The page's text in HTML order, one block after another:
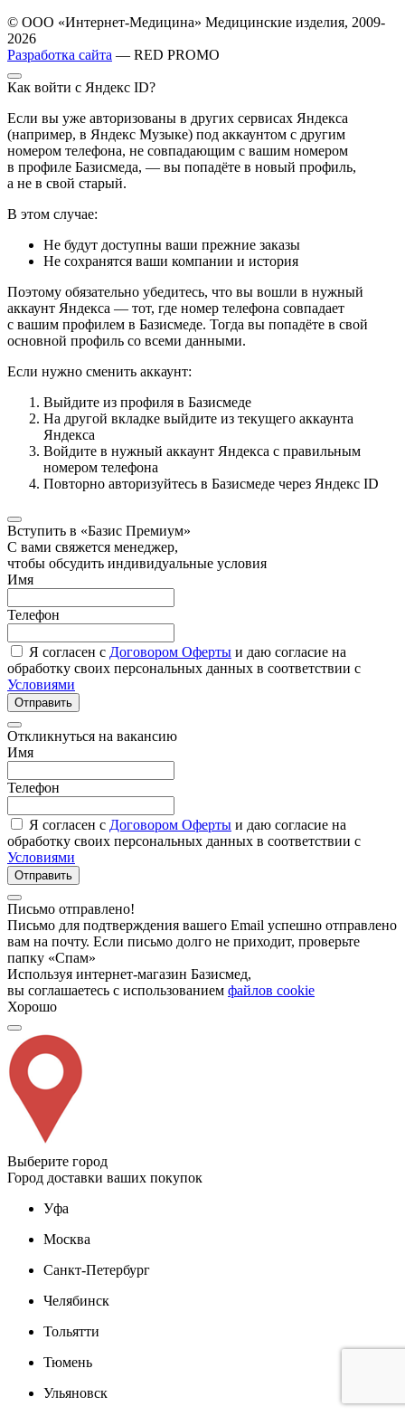
© ООО «Интернет-Медицина» Медицинские изделия, 2009-
2026
Разработка сайта — RED PROMO
Как войти с Яндекс ID?
Если вы уже авторизованы в других сервисах Яндекса
(например, в Яндекс Музыке) под аккаунтом с другим
номером телефона, не совпадающим с вашим номером
в профиле Базисмеда, — вы попадёте в новый профиль,
а не в свой старый.
В этом случае:
Не будут доступны ваши прежние заказы
Не сохранятся ваши компании и история
Поэтому обязательно убедитесь, что вы вошли в нужный
аккаунт Яндекса — тот, где номер телефона совпадает
с вашим профилем в Базисмеде. Тогда вы попадёте в свой
основной профиль со всеми данными.
Если нужно сменить аккаунт:
Выйдите из профиля в Базисмеде
На другой вкладке выйдите из текущего аккаунта
Яндекса
Войдите в нужный аккаунт Яндекса с правильным
номером телефона
Повторно авторизуйтесь в Базисмеде через Яндекс ID
Вступить в «Базис Премиум»
С вами свяжется менеджер,
чтобы обсудить индивидуальные условия
Имя
Телефон
Я согласен с Договором Оферты и даю согласие на
обработку своих персональных данных в соответствии с
Условиями
Отправить
Откликнуться на вакансию
Имя
Телефон
Я согласен с Договором Оферты и даю согласие на
обработку своих персональных данных в соответствии с
Условиями
Отправить
Письмо отправлено!
Письмо для подтверждения вашего Email успешно отправлено
вам на почту. Если письмо долго не приходит, проверьте
папку «Спам»
Используя интернет-магазин Базисмед,
вы соглашаетесь с использованием файлов cookie
Хорошо
Выберите город
Город доставки ваших покупок
Уфа
Москва
Санкт-Петербург
Челябинск
Тольятти
Тюмень
Ульяновск